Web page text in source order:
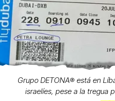
Grupo DETONA®️ está en
israelíes, pese a la tregua